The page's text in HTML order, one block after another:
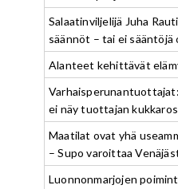
Salaatinviljelijä Juha
säännöt – tai ei sääntöjä
Alanteet kehittävät
ei näy tuottajan
Maatilat ovat yhä
– Supo varoittaa
Luonnonmarjojen